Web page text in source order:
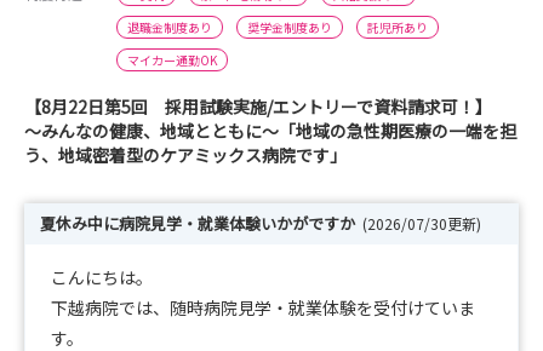
退職金制度あり
奨学金制度あり
託児所あり
マイカー通勤OK
【8月22日第5回 採用試験実施/エントリーで資料請求可！】
～みんなの健康、地域とともに～「地域の急性期医療の一端を担
う、地域密着型のケアミックス病院です」
夏休み中に病院見学・就業体験いかがですか (2026/07/30更新)
こんにちは。
下越病院では、随時病院見学・就業体験を受付けていま
す。